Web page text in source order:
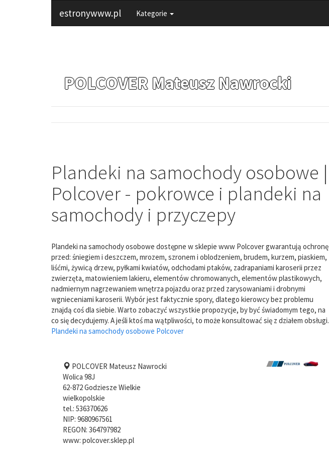
estronywww.pl Kategorie
POLCOVER Mateusz Nawrocki
Plandeki na samochody osobowe |
Polcover - pokrowce i plandeki na
samochody i przyczepy
Plandeki na samochody osobowe dostępne w sklepie www Polcover gwarantują ochronę
przed: śniegiem i deszczem, mrozem, szronem i oblodzeniem, brudem, kurzem, piaskiem,
liśćmi, żywicą drzew, pyłkami kwiatów, odchodami ptaków, zadrapaniami karoserii przez
zwierzęta, matowieniem lakieru, elementów chromowanych, elementów plastikowych,
nadmiernym nagrzewaniem wnętrza pojazdu oraz przed zarysowaniami i drobnymi
wgnieceniami karoserii. Wybór jest faktycznie spory, dlatego kierowcy bez problemu
znajdą coś dla siebie. Warto zobaczyć wszystkie propozycje, by być świadomym tego, na
co się decydujemy. A jeśli ktoś ma wątpliwości, to może konsultować się z działem obsługi.
Plandeki na samochody osobowe Polcover
POLCOVER Mateusz Nawrocki
Wolica 98J
62-872Godziesze Wielkie
wielkopolskie
tel.: 536370626
NIP: 9680967561
REGON: 364797982
www: polcover.sklep.pl